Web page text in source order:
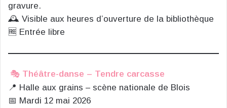
gravure.
🕰️ Visible aux heures d’ouverture de la bibliothèque
🆓 Entrée libre
🎭 Théâtre-danse – Tendre carcasse
📍 Halle aux grains – scène nationale de Blois
📅 Mardi 12 mai 2026